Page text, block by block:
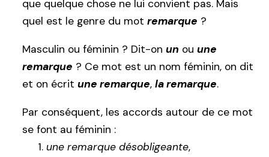
que quelque chose ne lui convient pas. Mais
quel est le genre du mot remarque ?
Masculin ou féminin ? Dit-on un ou une
remarque ? Ce mot est un nom féminin, on dit
et on écrit une remarque, la remarque.
Par conséquent, les accords autour de ce mot
se font au féminin :
une remarque désobligeante,